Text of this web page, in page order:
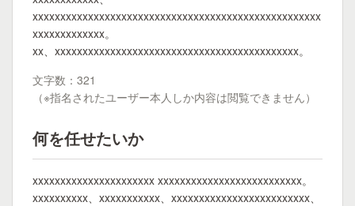
xxxxxxxxxxxxxxxxxxxxxxxxxxxxxxxxxxxxxxxxxxxxxxxxxxxx
xxxxxxxxxxxxx。
xx、xxxxxxxxxxxxxxxxxxxxxxxxxxxxxxxxxxxxxxxxxxxx。
文字数：321
（※指名されたユーザー本人しか内容は閲覧できません）
何を任せたいか
xxxxxxxxxxxxxxxxxxxxxx xxxxxxxxxxxxxxxxxxxxxxxxxx。
xxxxxxxxxx、xxxxxxxxxxx、xxxxxxxxxxxxxxxxxxxxxxxxx、